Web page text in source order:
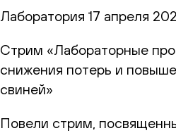
Лаборатория 17 апреля
Стрим «Лабораторные
снижения потерь и
свиней»
Повели стрим,